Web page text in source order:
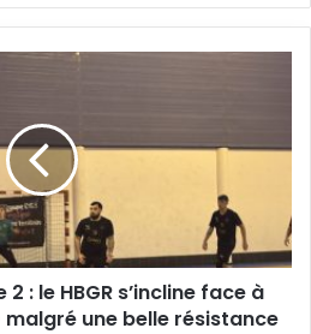
: le HBGR s’incline face à
une belle résistance